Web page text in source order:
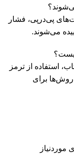
پی‌درپی، فشار
می‌شوند.
استفاده از ترمز
روش‌ها برای